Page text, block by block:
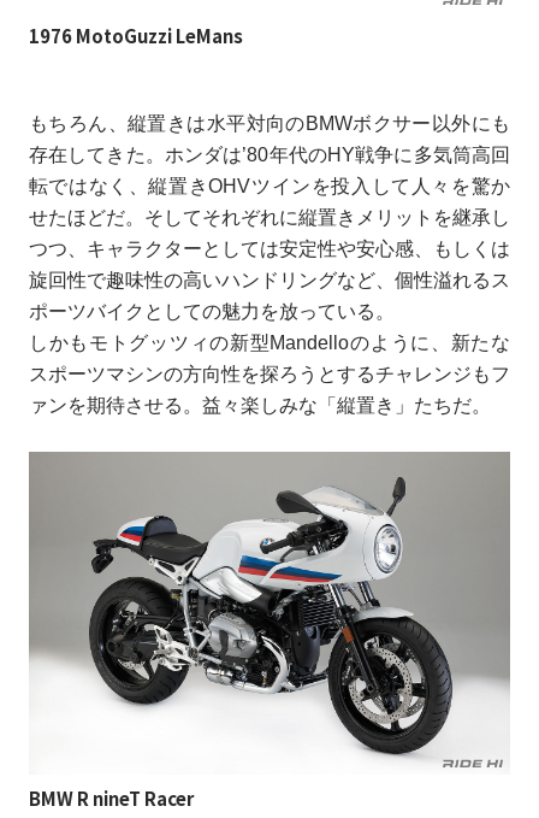
1976 MotoGuzzi LeMans
もちろん、縦置きは水平対向のBMWボクサー以外にも
存在してきた。ホンダは’80年代のHY戦争に多気筒高回
転ではなく、縦置きOHVツインを投入して人々を驚か
せたほどだ。そしてそれぞれに縦置きメリットを継承し
つつ、キャラクターとしては安定性や安心感、もしくは
旋回性で趣味性の高いハンドリングなど、個性溢れるス
ポーツバイクとしての魅力を放っている。
しかもモトグッツィの新型Mandelloのように、新たな
スポーツマシンの方向性を探ろうとするチャレンジもフ
ァンを期待させる。益々楽しみな「縦置き」たちだ。
BMW R nineT Racer